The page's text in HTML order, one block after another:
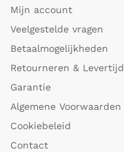
Mijn account
Veelgestelde vragen
Betaalmogelijkheden
Retourneren & Levertijd
Garantie
Algemene Voorwaarden
Cookiebeleid
Contact